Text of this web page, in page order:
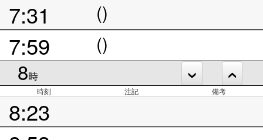
7:31 ()
7:59 ()
8時
時刻 注記 備考
8:23